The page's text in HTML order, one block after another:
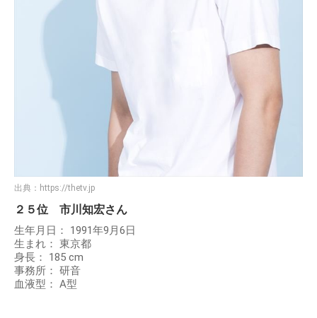
出典： https://thetv.jp
２５位 市川知宏さん
生年月日： 1991年9月6日
生まれ： 東京都
身長： 185 cm
事務所： 研音
血液型： A型